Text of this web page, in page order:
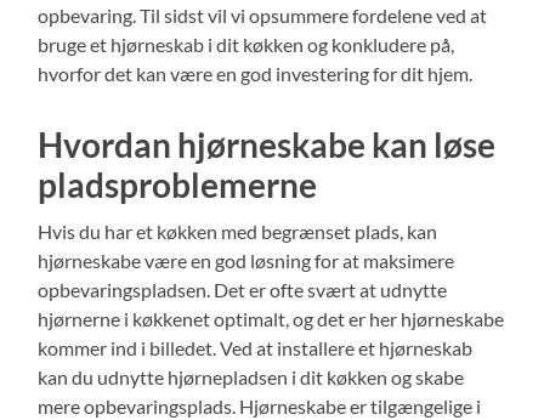
opbevaring. Til sidst vil vi opsummere fordelene ved at
bruge et hjørneskab i dit køkken og konkludere på,
hvorfor det kan være en god investering for dit hjem.
Hvordan hjørneskabe kan løse
pladsproblemerne
Hvis du har et køkken med begrænset plads, kan
hjørneskabe være en god løsning for at maksimere
opbevaringspladsen. Det er ofte svært at udnytte
hjørnerne i køkkenet optimalt, og det er her hjørneskabe
kommer ind i billedet. Ved at installere et hjørneskab
kan du udnytte hjørnepladsen i dit køkken og skabe
mere opbevaringsplads. Hjørneskabe er tilgængelige i